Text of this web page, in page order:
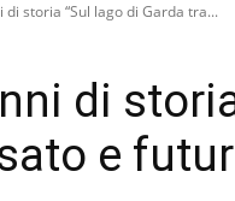
storia “Sul lago di Garda tra...
di storia
e